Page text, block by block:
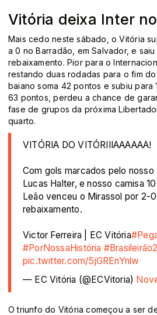
Vitória deixa Inter
Mais cedo neste sábado, o Vitória
a 0 no Barradão, em Salvador, e
rebaixamento. Pior para o
restando duas rodadas para o fim do
baiano soma 42 pontos e subiu para
63 pontos, perdeu a chance de
fase de grupos da próxima
quarto.
VITÓRIA DO VITÓRIIIAAAAAA!
Com gols marcados pelo nosso
Lucas Halter, e nosso camisa
Leão venceu o Mirassol por 2-
rebaixamento.
Victor Ferreira | EC Vitória
#PorNossaHistória
pic.twitter.com/5jGREnYnlw
— EC Vitória (@ECVitoria)
O triunfo do Vitória começou a ser